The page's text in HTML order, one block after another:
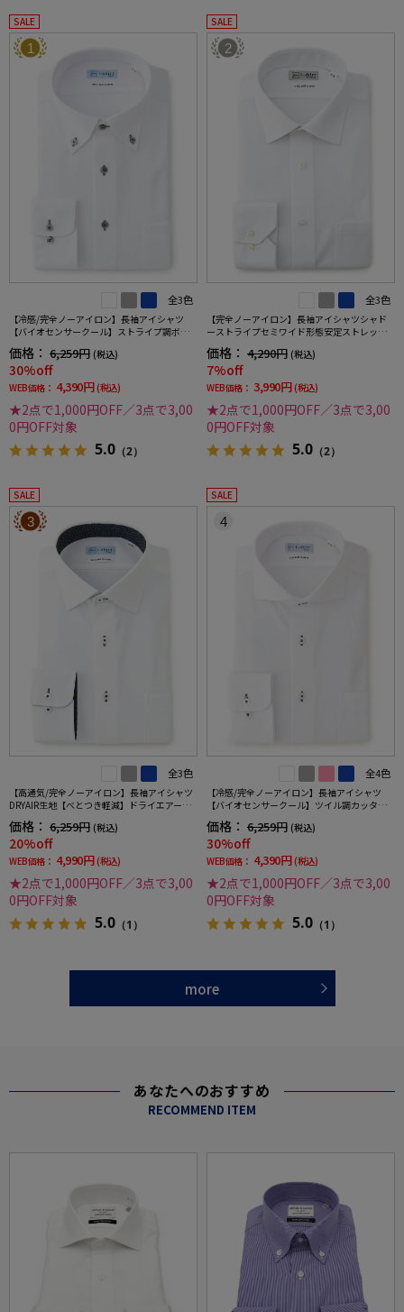
SALE
1
全3色
【冷感/完全ノーアイロン】長袖アイシャツ
【バイオセンサークール】ストライプ調ボタ
ンダウンストライプ形態安定ストレッチ防汚
効果吸汗速乾ワイシャツ春夏
価格： 6,259円 (税込)
30%off
WEB価格： 4,390円 (税込)
★2点で1,000円OFF／3点で3,00
0円OFF対象
5.0 （2）
SALE
2
全3色
【完全ノーアイロン】長袖アイシャツシャド
ーストライプセミワイド形態安定ストレッチ
吸汗速乾ワイシャツ通年
価格： 4,290円 (税込)
7%off
WEB価格： 3,990円 (税込)
★2点で1,000円OFF／3点で3,00
0円OFF対象
5.0 （2）
SALE
3
全3色
【高通気/完全ノーアイロン】長袖アイシャツ
DRYAIR生地【べとつき軽減】ドライエアース
トライプ調セミワイド別布ストライプ形態安
定ストレッチ防汚効果吸汗速乾ワイシャツ春
夏
価格： 6,259円 (税込)
20%off
WEB価格： 4,990円 (税込)
★2点で1,000円OFF／3点で3,00
0円OFF対象
5.0 （1）
SALE
4
全4色
【冷感/完全ノーアイロン】長袖アイシャツ
【バイオセンサークール】ツイル調カッタウ
ェイ織柄無地形態安定ストレッチ防汚効果吸
汗速乾ワイシャツ春夏
価格： 6,259円 (税込)
30%off
WEB価格： 4,390円 (税込)
★2点で1,000円OFF／3点で3,00
0円OFF対象
5.0 （1）
more
あなたへのおすすめ
RECOMMEND ITEM